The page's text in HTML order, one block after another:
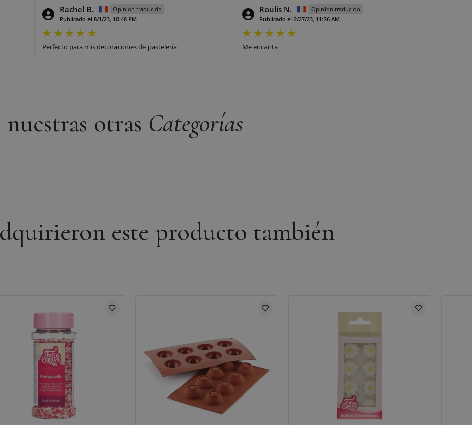
Rachel B.
Opinion traducido
Publicado el 8/1/23, 10:48 PM
Perfecto para mis decoraciones de pastelería
Roulis N.
Opinion traducido
Publicado el 2/27/23, 11:26 AM
Me encanta
otras Categorías
este producto también